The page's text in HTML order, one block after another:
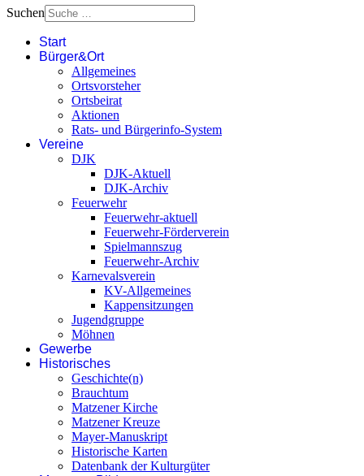
Suchen
Start
Bürger&Ort
Allgemeines
Ortsvorsteher
Ortsbeirat
Aktionen
Rats- und Bürgerinfo-System
Vereine
DJK
DJK-Aktuell
DJK-Archiv
Feuerwehr
Feuerwehr-aktuell
Feuerwehr-Förderverein
Spielmannszug
Feuerwehr-Archiv
Karnevalsverein
KV-Allgemeines
Kappensitzungen
Jugendgruppe
Möhnen
Gewerbe
Historisches
Geschichte(n)
Brauchtum
Matzener Kirche
Matzener Kreuze
Mayer-Manuskript
Historische Karten
Datenbank der Kulturgüter